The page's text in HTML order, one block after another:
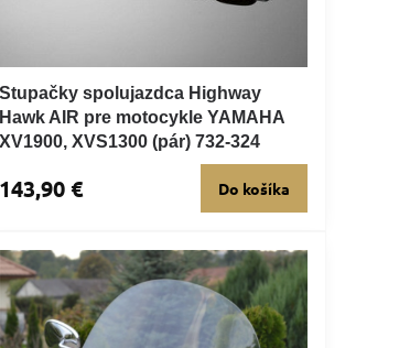
Stupačky spolujazdca Highway
Hawk AIR pre motocykle YAMAHA
XV1900, XVS1300 (pár) 732-324
143,90 € Do košíka